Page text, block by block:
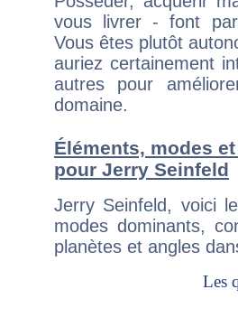
vous livrer - font
Vous êtes plutôt
auriez certainement
autres pour
domaine.
Éléments, modes
pour Jerry Seinfeld
Jerry Seinfeld, voici
modes dominants,
planètes et angles